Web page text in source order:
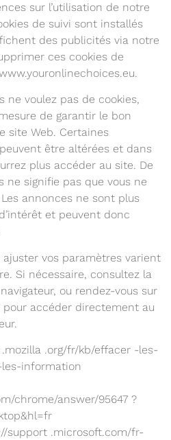
sur l’utilisation de notre
de suivi sont installés
des publicités via notre
ces cookies de
ne voulez pas de cookies,
de garantir le bon
site Web. Certaines
être altérées et dans
plus accéder au site. De
ne signifie pas que vous ne
annonces ne sont plus
et peuvent donc
ajuster vos paramètres varient
Si nécessaire, consultez la
ou rendez-vous sur
pour accéder directement au
.org/fr/kb/effacer -les-
information
chrome/answer/95647 ?
support .microsoft.com/fr-